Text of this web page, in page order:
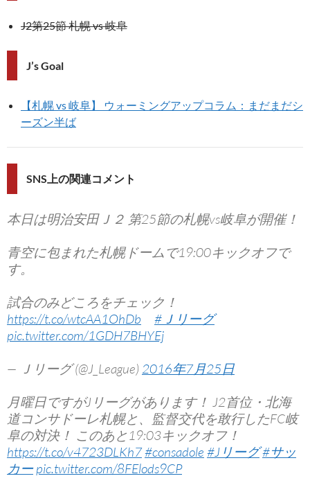
J2第25節 札幌 vs 岐阜
J’s Goal
【札幌 vs 岐阜】 ウォーミングアップコラム：まだまだシ
ーズン半ば
SNS上の関連コメント
本日は明治安田Ｊ２ 第25節の札幌vs岐阜が開催！
青空に包まれた札幌ドームで19:00キックオフで
す。
試合のみどころをチェック！
https://t.co/wtcAA1OhDb
#Ｊリーグ
pic.twitter.com/1GDH7BHYEj
— Ｊリーグ (@J_League) 2016年7月25日
月曜日ですがJリーグがあります！ J2首位・北海
道コンサドーレ札幌と、監督交代を敢行したFC岐
阜の対決！ このあと19:03キックオフ！
https://t.co/v4723DLKh7#consadole #Jリーグ#サッ
カー pic.twitter.com/8FElods9CP